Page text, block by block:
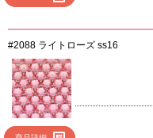
#2088 ライトローズ ss16